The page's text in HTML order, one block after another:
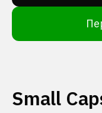
Small